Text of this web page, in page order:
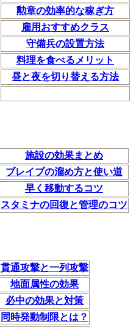
勲章の効率的な稼ぎ方
雇用おすすめクラス
守備兵の設置方法
料理を食べるメリット
昼と夜を切り替える方法
施設の効果まとめ
ブレイブの溜め方と使い道
早く移動するコツ
スタミナの回復と管理のコツ
貫通攻撃と一列攻撃
地面属性の効果
必中の効果と対策
同時発動制限とは？